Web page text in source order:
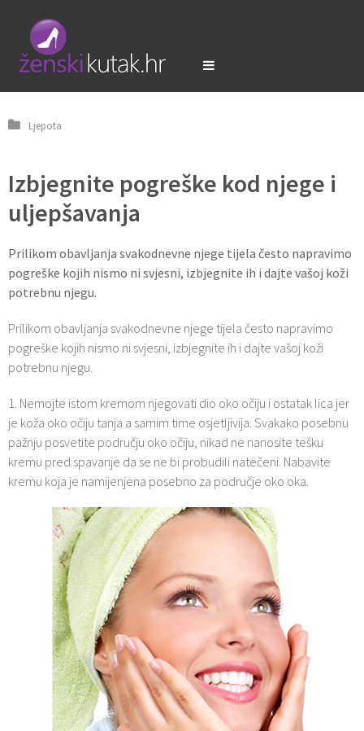
Ljepota
Izbjegnite pogreške kod njege i
uljepšavanja
Prilikom obavljanja svakodnevne njege tijela često napravimo
pogreške kojih nismo ni svjesni, izbjegnite ih i dajte vašoj koži
potrebnu njegu.
Prilikom obavljanja svakodnevne njege tijela često napravimo
pogreške kojih nismo ni svjesni, izbjegnite ih i dajte vašoj koži
potrebnu njegu.
1. Nemojte istom kremom njegovati dio oko očiju i ostatak lica jer
je koža oko očiju tanja a samim time osjetljivija. Svakako posebnu
pažnju posvetite području oko očiju, nikad ne nanosite tešku
kremu pred spavanje da se ne bi probudili natečeni. Nabavite
kremu koja je namijenjena posebno za područje oko oka.